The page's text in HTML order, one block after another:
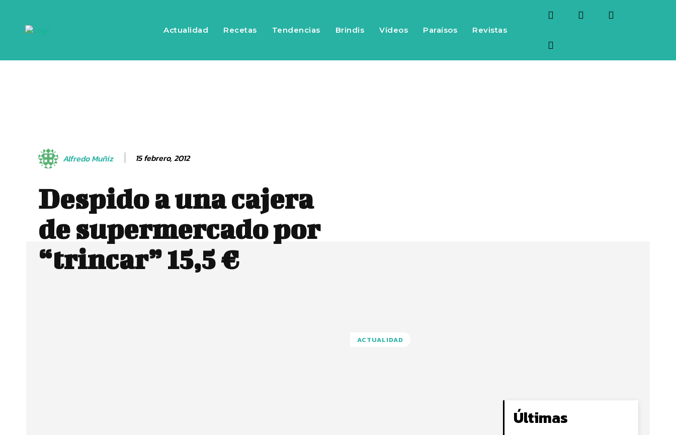
Actualidad Recetas Tendencias Brindis Vídeos Paraísos Revistas
Alfredo Muñiz 15 febrero, 2012
Despido a una cajera
de supermercado por
“trincar” 15,5 €
ACTUALIDAD
Últimas